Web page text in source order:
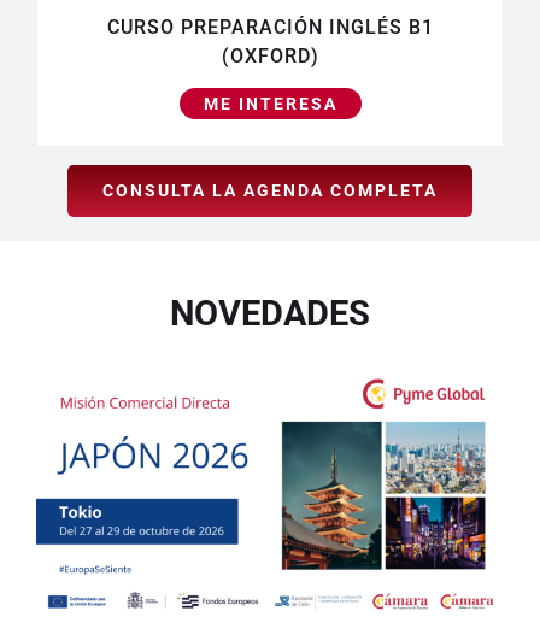
CURSO PREPARACIÓN INGLÉS B1
(OXFORD)
ME INTERESA
CONSULTA LA AGENDA COMPLETA
NOVEDADES